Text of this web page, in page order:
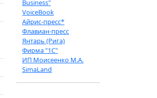
Business"
VoiceBook
Айрис-пресс*
Флавиан-пресс
Янтарь (Рига)
Фирма "1С"
ИП Моисеенко М.А.
SimaLand